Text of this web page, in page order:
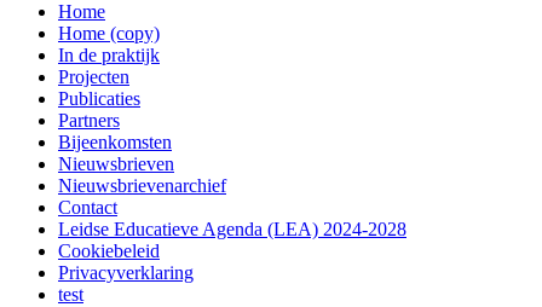
Home
Home (copy)
In de praktijk
Projecten
Publicaties
Partners
Bijeenkomsten
Nieuwsbrieven
Nieuwsbrievenarchief
Contact
Leidse Educatieve Agenda (LEA) 2024-2028
Cookiebeleid
Privacyverklaring
test